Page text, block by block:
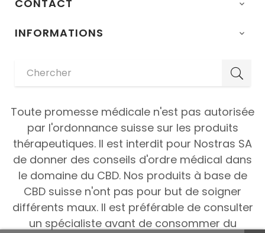
CONTACT 
INFORMATIONS 
Toute promesse médicale n'est pas autorisée
par l'ordonnance suisse sur les produits
thérapeutiques. Il est interdit pour Nostras SA
de donner des conseils d'ordre médical dans
le domaine du CBD. Nos produits à base de
CBD suisse n'ont pas pour but de soigner
différents maux. Il est préférable de consulter
un spécialiste avant de consommer du